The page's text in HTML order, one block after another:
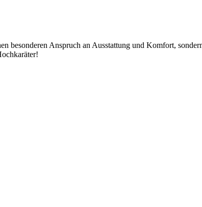
besonderen Anspruch an Ausstattung und Komfort,